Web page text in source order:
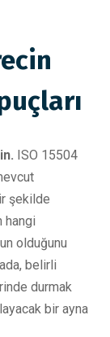
ISO 15504
şekilde
hangi
olduğunu
belirli
durmak
bir ayna